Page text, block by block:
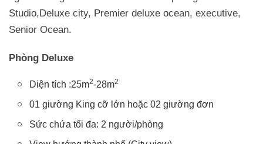
Studio,Deluxe city, Premier deluxe ocean, executive,
Senior Ocean.
Phòng Deluxe
Diện tích :25m2-28m2
01 giường King cỡ lớn hoặc 02 giường đơn
Sức chứa tối đa: 2 người/phòng